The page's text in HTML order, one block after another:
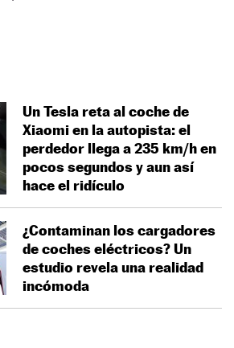
Un Tesla reta al coche de
Xiaomi en la autopista: el
perdedor llega a 235 km/h en
pocos segundos y aun así
hace el ridículo
¿Contaminan los cargadores
de coches eléctricos? Un
estudio revela una realidad
incómoda